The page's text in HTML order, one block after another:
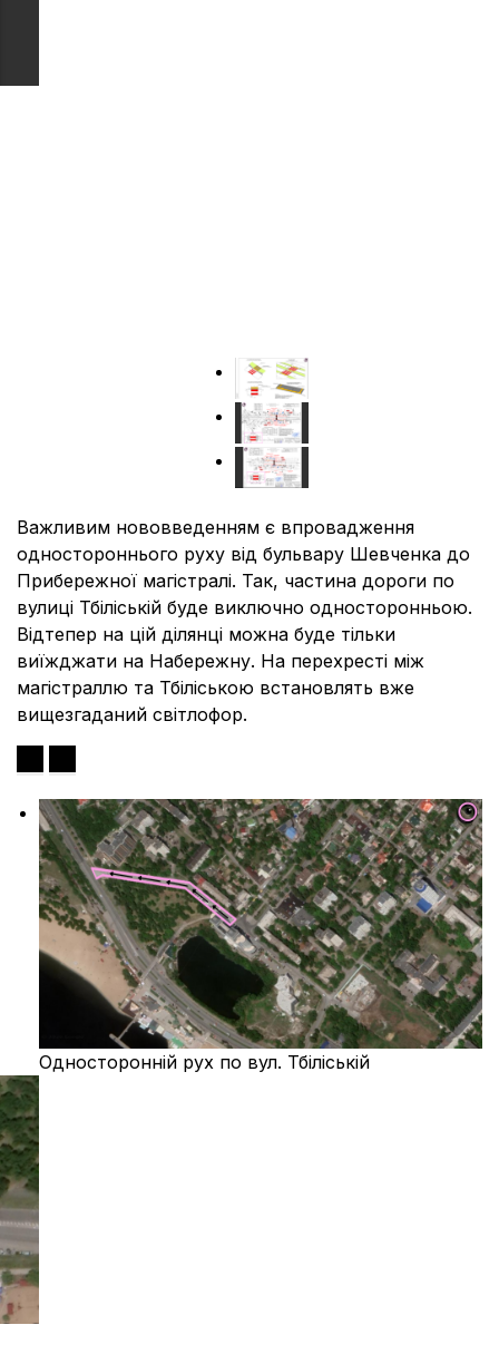
Важливим нововведенням є впровадження
одностороннього руху від бульвару Шевченка до
Прибережної магістралі. Так, частина дороги по
вулиці Тбіліській буде виключно односторонньою.
Відтепер на цій ділянці можна буде тільки
виїжджати на Набережну. На перехресті між
магістраллю та Тбіліською встановлять вже
вищезгаданий світлофор.
Односторонній рух по вул. Тбіліській